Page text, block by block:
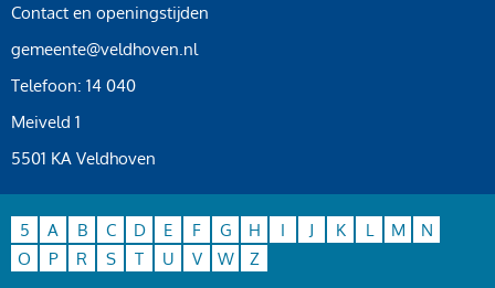
Contact en openingstijden
gemeente@veldhoven.nl
Telefoon: 14 040
Meiveld 1
5501 KA Veldhoven
5 A B C D E F G H I J K L M
N
O
P R S T U V W Z